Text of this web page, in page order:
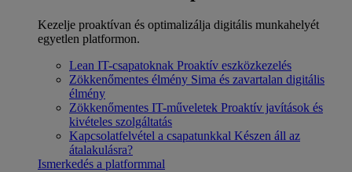
Kezelje proaktívan és optimalizálja digitális munkahelyét
egyetlen platformon.
Lean IT-csapatoknak Proaktív eszközkezelés
Zökkenőmentes élmény Sima és zavartalan digitális
élmény
Zökkenőmentes IT-műveletek Proaktív javítások és
kivételes szolgáltatás
Kapcsolatfelvétel a csapatunkkal Készen áll az
átalakulásra?
Ismerkedés a platformmal